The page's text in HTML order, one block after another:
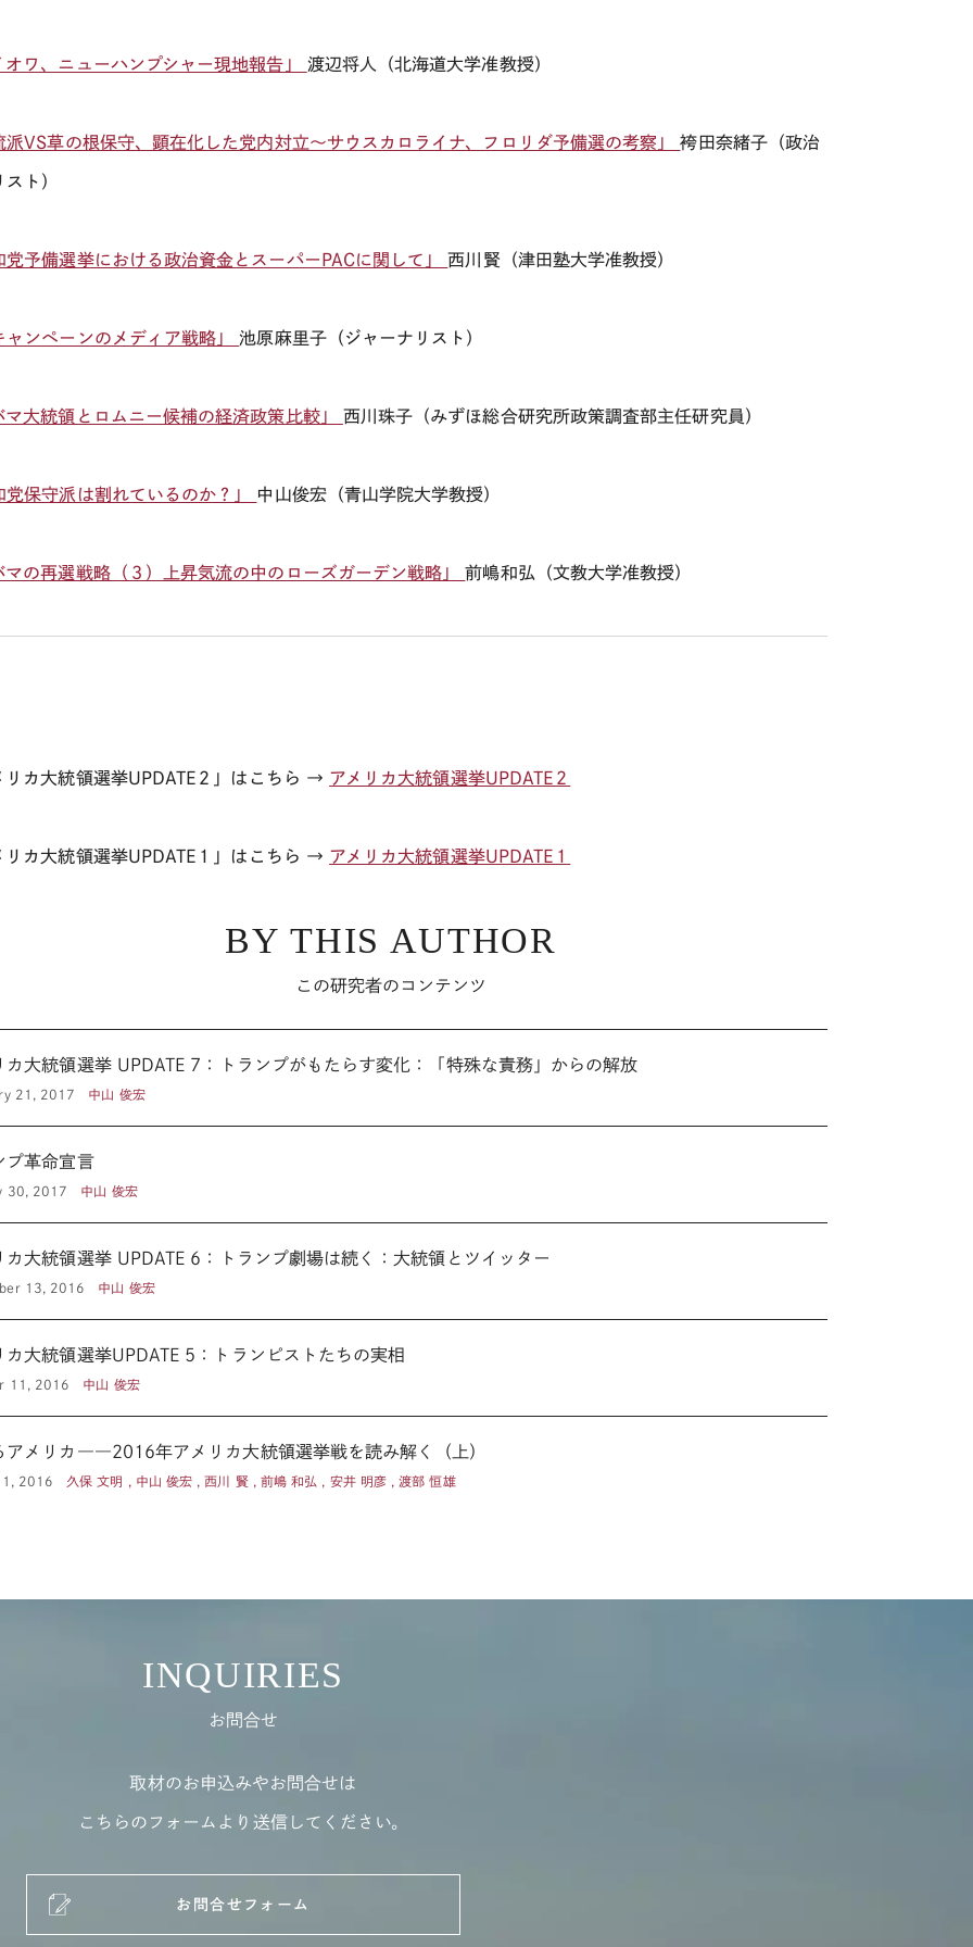
オワ、ニューハンプシャー現地報告」 渡辺将人（北海道大学准教授）
派VS草の根保守、顕在化した党内対立～サウスカロライナ、フロリダ予備選の考察」袴田奈緒子（政治
ト）
党予備選挙における政治資金とスーパーPACに関して」西川賢（津田塾大学准教授）
ャンペーンのメディア戦略」池原麻里子（ジャーナリスト）
マ大統領とロムニー候補の経済政策比較」 西川珠子（みずほ総合研究所政策調査部主任研究員）
党保守派は割れているのか？」 中山俊宏（青山学院大学教授）
マの再選戦略（３）上昇気流の中のローズガーデン戦略」前嶋和弘（文教大学准教授）
リカ大統領選挙UPDATE２」はこちら → アメリカ大統領選挙UPDATE２
リカ大統領選挙UPDATE１」はこちら → アメリカ大統領選挙UPDATE１
BY THIS AUTHOR
この研究者のコンテンツ
カ大統領選挙 UPDATE 7：トランプがもたらす変化：「特殊な責務」からの解放
21, 2017 中山 俊宏
プ革命宣言
30, 2017 中山 俊宏
カ大統領選挙 UPDATE 6：トランプ劇場は続く：大統領とツイッター
13, 2016 中山 俊宏
カ大統領選挙UPDATE 5：トランピストたちの実相
11, 2016 中山 俊宏
アメリカ――2016年アメリカ大統領選挙戦を読み解く（上）
1, 2016 久保 文明 , 中山 俊宏 , 西川 賢 , 前嶋 和弘 , 安井 明彦 , 渡部 恒雄
INQUIRIES
お問合せ
取材のお申込みやお問合せは
こちらのフォームより送信してください。
お問合せフォーム